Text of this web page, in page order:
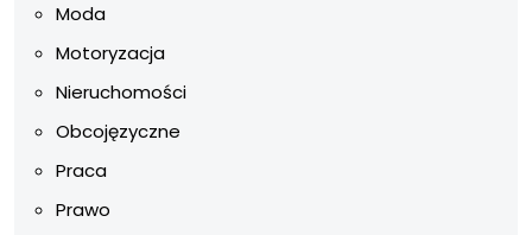
Moda
Motoryzacja
Nieruchomości
Obcojęzyczne
Praca
Prawo